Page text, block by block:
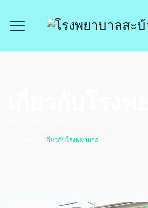
เกี่ยวกับโรงพยาบาล